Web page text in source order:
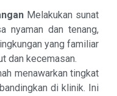
Melakukan sunat
nyaman dan tenang,
yang familiar
dan kecemasan.
menawarkan tingkat
di klinik. Ini